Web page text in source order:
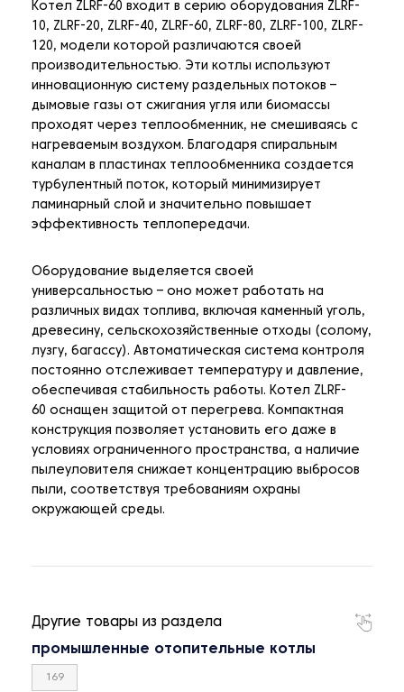
Котел ZLRF-60 входит в серию оборудования ZLRF-
10, ZLRF-20, ZLRF-40, ZLRF-60, ZLRF-80, ZLRF-100, ZLRF-
120, модели которой различаются своей
производительностью. Эти котлы используют
инновационную систему раздельных потоков –
дымовые газы от сжигания угля или биомассы
проходят через теплообменник, не смешиваясь с
нагреваемым воздухом. Благодаря спиральным
каналам в пластинах теплообменника создается
турбулентный поток, который минимизирует
ламинарный слой и значительно повышает
эффективность теплопередачи.
Оборудование выделяется своей
универсальностью – оно может работать на
различных видах топлива, включая каменный уголь,
древесину, сельскохозяйственные отходы (солому,
лузгу, багассу). Автоматическая система контроля
постоянно отслеживает температуру и давление,
обеспечивая стабильность работы. Котел ZLRF-
60 оснащен защитой от перегрева. Компактная
конструкция позволяет установить его даже в
условиях ограниченного пространства, а наличие
пылеуловителя снижает концентрацию выбросов
пыли, соответствуя требованиям охраны
окружающей среды.
Другие товары из раздела
промышленные отопительные котлы
169